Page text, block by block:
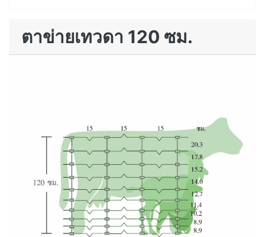
ตาข่ายเทวดา 120 ซม.